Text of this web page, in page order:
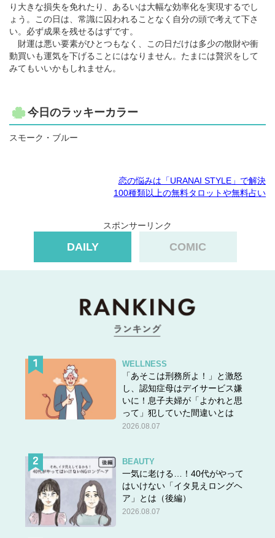
り大きな損失を免れたり、あるいは大幅な効率化を実現するでし
ょう。この日は、常識に囚われることなく自分の頭で考えて下さ
い。必ず成果を残せるはずです。
財運は悪い要素がひとつもなく、この日だけは多少の散財や衝
動買いも運気を下げることにはなりません。たまには贅沢をして
みてもいいかもしれません。
今日のラッキーカラー
スモーク・ブルー
恋の悩みは「URANAI STYLE」で解決
100種類以上の無料タロットや無料占い
スポンサーリンク
DAILY COMIC
WELLNESS
「あそこは刑務所よ！」と激怒
し、認知症母はデイサービス嫌
いに！息子夫婦が「よかれと思
って」犯していた間違いとは
2026.08.07
BEAUTY
一気に老ける…！40代がやって
はいけない「イタ見えロングヘ
ア」とは（後編）
2026.08.07